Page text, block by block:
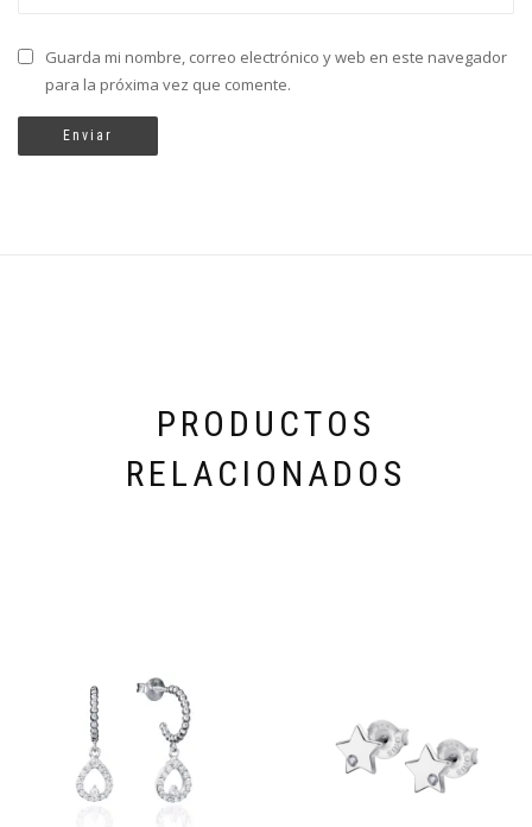
Guarda mi nombre, correo electrónico y web en este navegador
para la próxima vez que comente.
PRODUCTOS
RELACIONADOS